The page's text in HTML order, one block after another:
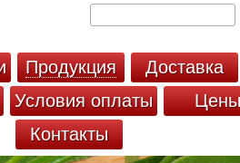
Продукция
Доставка
Условия оплаты
Цены
Контакты